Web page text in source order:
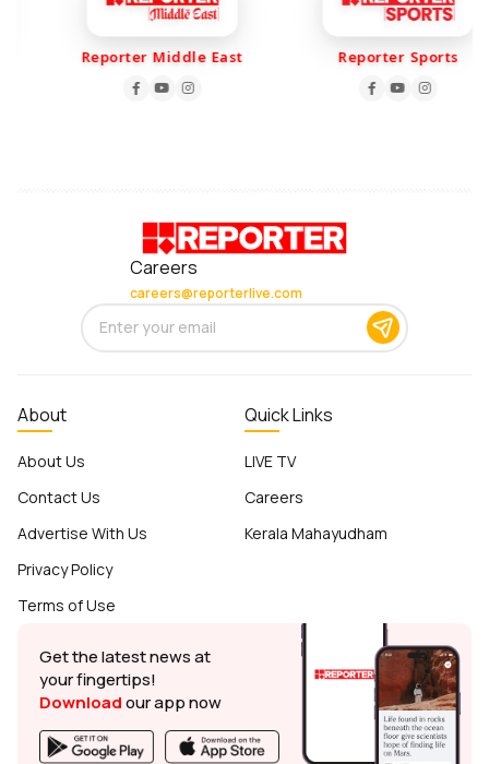
Reporter Middle East Reporter Sports
Careers
careers@reporterlive.com
About
About Us
Contact Us
Advertise With Us
Privacy Policy
Terms of Use
Quick Links
LIVE TV
Careers
Kerala Mahayudham
Get the latest news at
your fingertips!
Downloadour app now